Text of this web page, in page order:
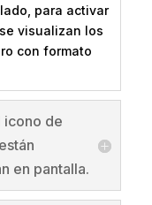
para activar
visualizan los
con formato
icono de
en pantalla.